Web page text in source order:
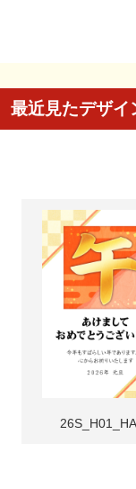
最近見たデザイ